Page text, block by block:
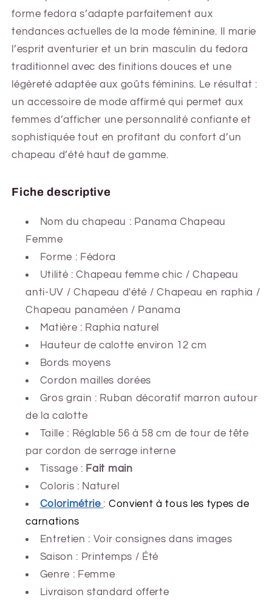
forme fedora s’adapte parfaitement aux
tendances actuelles de la mode féminine. Il marie
l’esprit aventurier et un brin masculin du fedora
traditionnel avec des finitions douces et une
légèreté adaptée aux goûts féminins. Le résultat :
un accessoire de mode affirmé qui permet aux
femmes d’afficher une personnalité confiante et
sophistiquée tout en profitant du confort d’un
chapeau d’été haut de gamme.
Fiche descriptive
Nom du chapeau : Panama Chapeau
Femme
Forme : Fédora
Utilité : Chapeau femme chic / Chapeau
anti-UV / Chapeau d'été / Chapeau en raphia /
Chapeau panaméen / Panama
Matière : Raphia naturel
Hauteur de calotte environ 12 cm
Bords moyens
Cordon mailles dorées
Gros grain : Ruban décoratif marron autour
de la calotte
Taille : Réglable 56 à 58 cm de tour de tête
par cordon de serrage interne
Tissage : Fait main
Coloris : Naturel
Colorimétrie : Convient à tous les types de
carnations
Entretien : Voir consignes dans images
Saison : Printemps / Été
Genre : Femme
Livraison standard offerte